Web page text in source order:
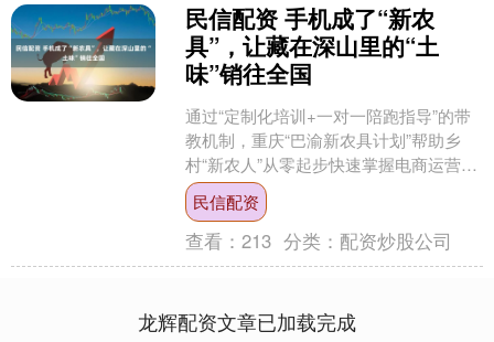
民信配资 手机成了“新农
具”，让藏在深山里的“土
味”销往全国
通过“定制化培训+一对一陪跑指导”的带
教机制，重庆“巴渝新农具计划”帮助乡
村“新农人”从零起步快速掌握电商运营能
力。在培养具备现代经营能力创业者的
同时，助推流量....
民信配资
查看：213 分类： 配资炒股公司
龙辉配资文章已加载完成